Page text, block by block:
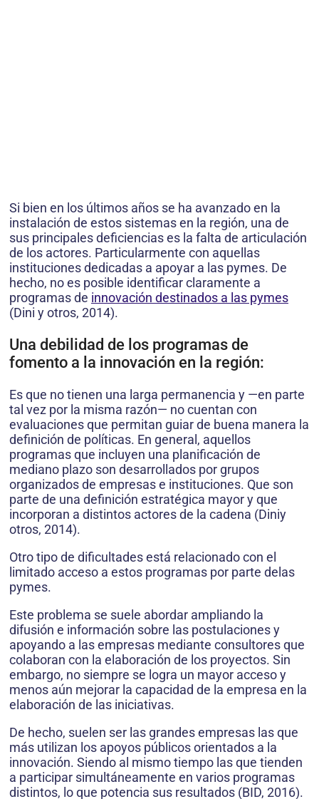
Si bien en los últimos años se ha avanzado en la
instalación de estos sistemas en la región, una de
sus principales deficiencias es la falta de articulación
de los actores. Particularmente con aquellas
instituciones dedicadas a apoyar a las pymes. De
hecho, no es posible identificar claramente a
programas de innovación destinados a las pymes
(Dini y otros, 2014).
Una debilidad de los programas de
fomento a la innovación en la región:
Es que no tienen una larga permanencia y —en parte
tal vez por la misma razón— no cuentan con
evaluaciones que permitan guiar de buena manera la
definición de políticas. En general, aquellos
programas que incluyen una planificación de
mediano plazo son desarrollados por grupos
organizados de empresas e instituciones. Que son
parte de una definición estratégica mayor y que
incorporan a distintos actores de la cadena (Diniy
otros, 2014).
Otro tipo de dificultades está relacionado con el
limitado acceso a estos programas por parte delas
pymes.
Este problema se suele abordar ampliando la
difusión e información sobre las postulaciones y
apoyando a las empresas mediante consultores que
colaboran con la elaboración de los proyectos. Sin
embargo, no siempre se logra un mayor acceso y
menos aún mejorar la capacidad de la empresa en la
elaboración de las iniciativas.
De hecho, suelen ser las grandes empresas las que
más utilizan los apoyos públicos orientados a la
innovación. Siendo al mismo tiempo las que tienden
a participar simultáneamente en varios programas
distintos, lo que potencia sus resultados (BID, 2016).